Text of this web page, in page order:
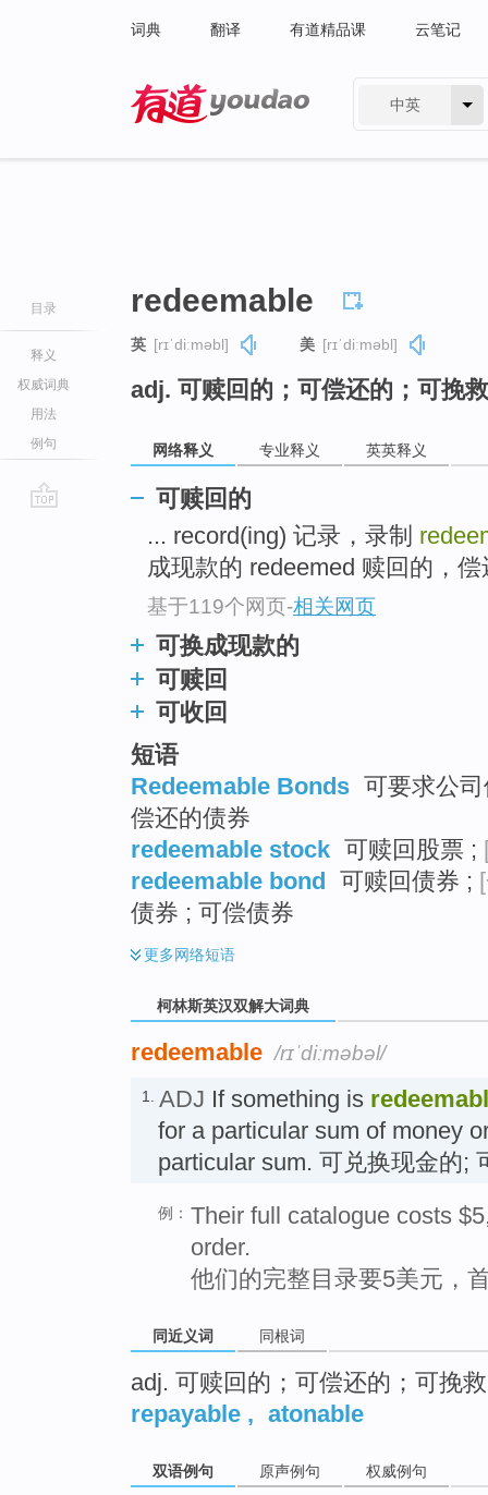
词典 翻译 有道精品课 云笔记
中英
目录
释义
权威词典
用法
例句
redeemable
英 [rɪˈdiːməbl] 美 [rɪˈdiːməbl]
adj. 可赎回的；可偿还的；可挽
网络释义 专业释义 英英释义
可赎回的
... record(ing) 记录，录制
成现款的 redeemed 赎回的，
基于119个网页-相关网页
可换成现款的
可赎回
可收回
短语
Redeemable Bonds 可要求公
偿还的债券
redeemable stock 可赎回股票 ;
redeemable bond 可赎回债券 ;
债券 ; 可偿债券
更多网络短语
柯林斯英汉双解大词典
redeemable /rɪˈdiːməbəl/
1. ADJ If something is
for a particular sum of money
particular sum. 可兑换现金的;
例： Their full catalogue costs
order.
他们的完整目录要5美元，
同近义词 同根词
adj. 可赎回的；可偿还的；可挽
repayable , atonable
双语例句 原声例句 权威例句